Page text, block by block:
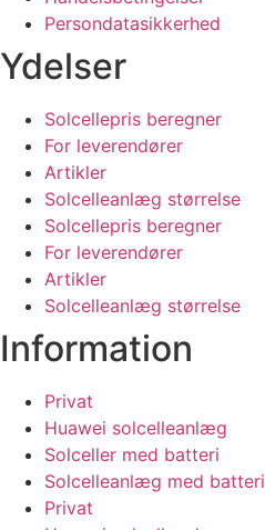
Persondatasikkerhed
Ydelser
Solcellepris beregner
For leverendører
Artikler
Solcelleanlæg størrelse
Solcellepris beregner
For leverendører
Artikler
Solcelleanlæg størrelse
Information
Privat
Huawei solcelleanlæg
Solceller med batteri
Solcelleanlæg med batteri
Privat